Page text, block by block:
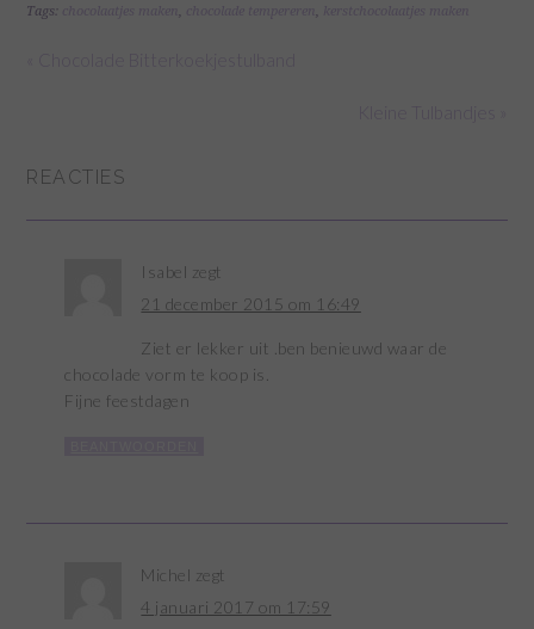
Tags:
chocolaatjes maken, chocolade tempereren, kerstchocolaatjes maken
REACTIES
Isabel zegt
21 december 2015 om 16:49
Ziet er lekker uit .ben benieuwd waar de
chocolade vorm te koop is.
Fijne feestdagen
Michel zegt
4 januari 2017 om 17:59